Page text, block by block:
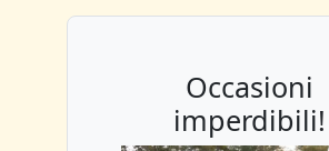
Occasioni
imperdibili!